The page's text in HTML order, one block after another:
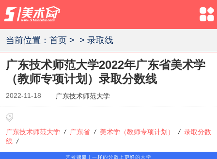
当前位置： 首页> > 录取线
广东技术师范大学2022年广东省美术学
（教师专项计划）录取分数线
2022-11-18 广东技术师范大学
广东技术师范大学 / 广东省 / 美术学（教师专项计划） / 录取分数
线 /